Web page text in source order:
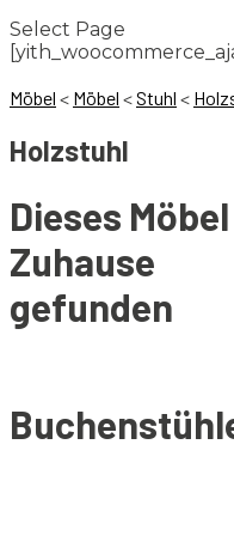
Select Page
Möbel < Möbel <Stuhl <
Holzstuhl
Dieses
Zuhause
gefunden